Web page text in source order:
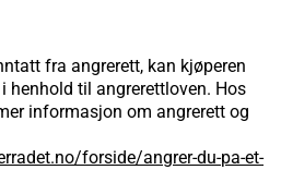
fra angrerett, kan kjøperen
henhold til angrerettloven. Hos
informasjon om angrerett og
forside/angrer-du-pa-et-